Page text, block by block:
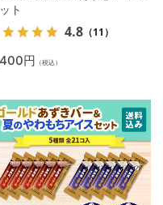
ト
4.8 （11）
円 （税込）